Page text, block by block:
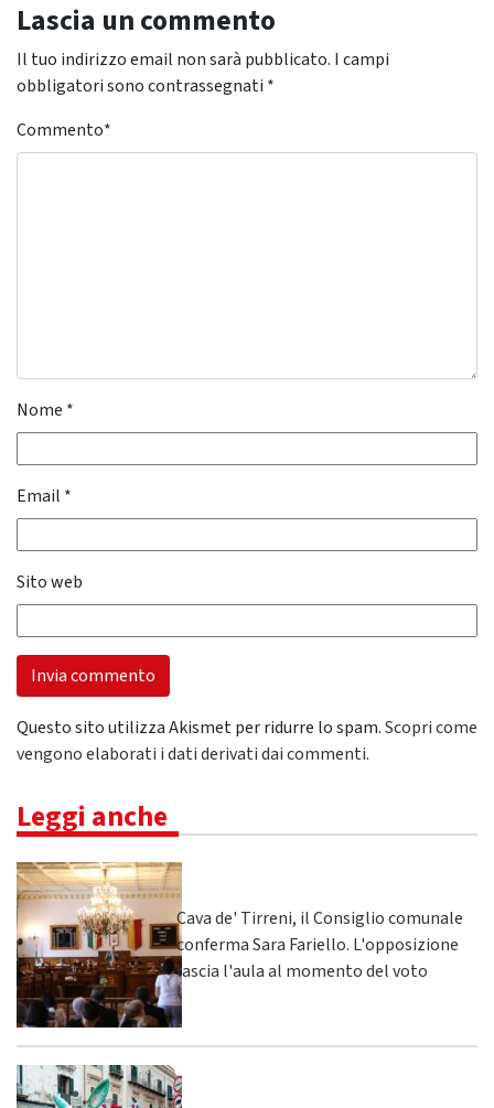
Lascia un commento
Il tuo indirizzo email non sarà pubblicato. I campi
obbligatori sono contrassegnati *
Commento*
Nome *
Email *
Sito web
Questo sito utilizza Akismet per ridurre lo spam.Scopri come
vengono elaborati i dati derivati dai commenti.
Leggi anche
Cava de' Tirreni, il Consiglio comunale
conferma Sara Fariello. L'opposizione
lascia l'aula al momento del voto